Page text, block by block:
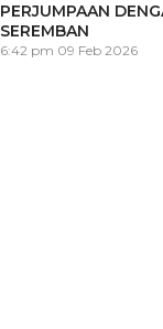
PERJUMPAAN
SEREMBAN
6:42 pm 09 Feb 2026